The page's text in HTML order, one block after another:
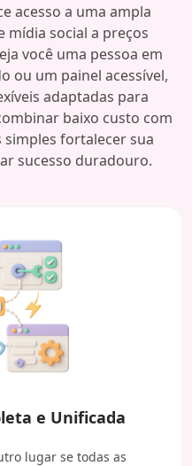
acesso a uma ampla
mídia social a preços
você uma pessoa em
ou um painel acessível,
adaptadas para
baixo custo com
fortalecer sua
sucesso duradouro.
e Unificada
lugar se todas as